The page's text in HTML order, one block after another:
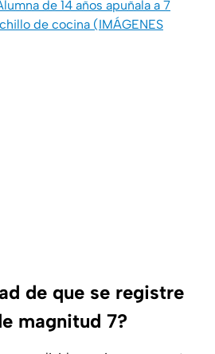
de 14 años apuñala a 7
de cocina (IMÁGENES
de que se registre
magnitud 7?